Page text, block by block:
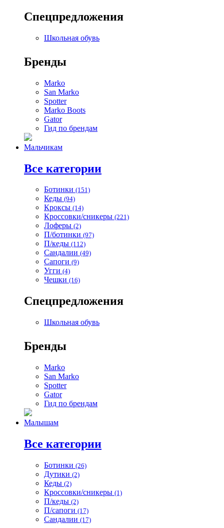
Спецпредложения
Школьная обувь
Бренды
Marko
San Marko
Spotter
Marko Boots
Gator
Гид по брендам
Мальчикам
Все категории
Ботинки (151)
Кеды (94)
Кроксы (14)
Кроссовки/сникеры (221)
Лоферы (2)
П/ботинки (97)
П/кеды (112)
Сандалии (49)
Сапоги (9)
Угги (4)
Чешки (16)
Спецпредложения
Школьная обувь
Бренды
Marko
San Marko
Spotter
Gator
Гид по брендам
Малышам
Все категории
Ботинки (26)
Дутики (2)
Кеды (2)
Кроссовки/сникеры (1)
П/кеды (2)
П/сапоги (17)
Сандалии (17)